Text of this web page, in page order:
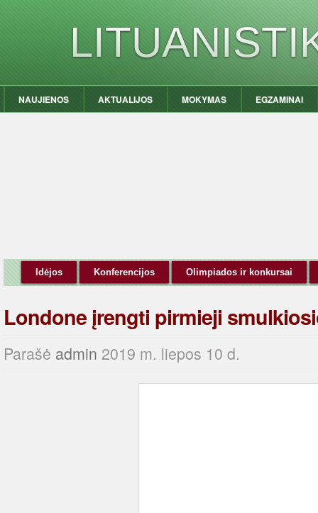
NAUJIENOS AKTUALIJOS MOKYMAS EGZAMINAI
Idėjos Konferencijos Olimpiados ir konkursai
Londone įrengti pirmieji
Parašė admin 2019 m. liepos 10 d.